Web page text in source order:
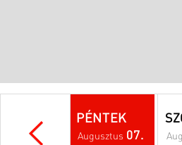
PÉNTEK
Augusztus 07.